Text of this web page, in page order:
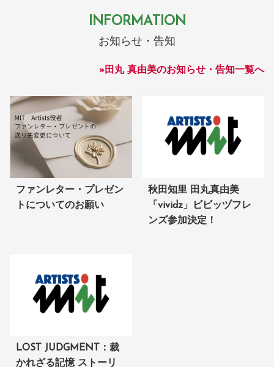
INFORMATION
お知らせ・告知
»田丸 真由美のお知らせ・告知一覧へ
ファンレター・プレゼン
トについてのお願い
秋田知里 田丸真由美
「vividz」ビビッヅフレ
ンズ参加決定！
LOST JUDGMENT：裁
かれざる記憶 ストーリ